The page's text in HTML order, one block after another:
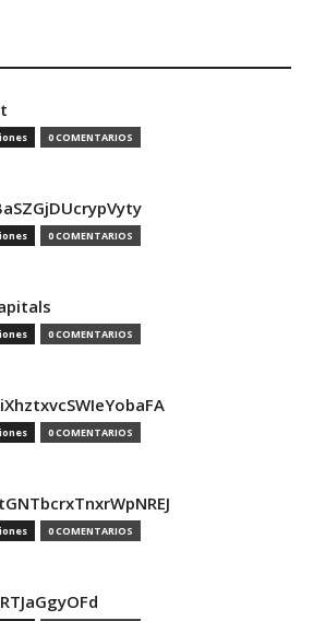
0 COMENTARIOS
0 COMENTARIOS
0 COMENTARIOS
0 COMENTARIOS
0 COMENTARIOS